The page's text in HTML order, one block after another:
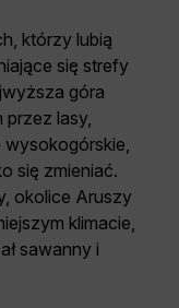
którzy lubią
się strefy
góra
lasy,
się zmieniać.
okolice Aruszy
klimacie,
sawanny i